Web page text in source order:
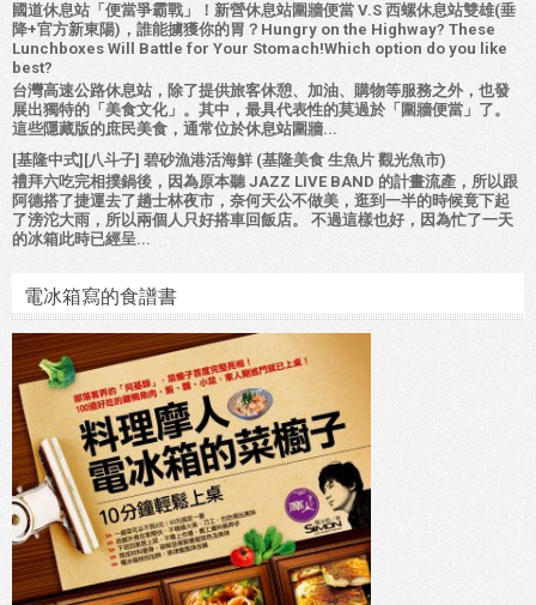
國道休息站「便當爭霸戰」！新營休息站圍牆便當 V.S 西螺休息站雙雄(垂
降+官方新東陽)，誰能擄獲你的胃？Hungry on the Highway? These
Lunchboxes Will Battle for Your Stomach!Which option do you like
best?
台灣高速公路休息站，除了提供旅客休憩、加油、購物等服務之外，也發
展出獨特的「美食文化」。其中，最具代表性的莫過於「圍牆便當」了。
這些隱藏版的庶民美食，通常位於休息站圍牆...
[基隆中式][八斗子] 碧砂漁港活海鮮 (基隆美食 生魚片 觀光魚市)
禮拜六吃完相撲鍋後，因為原本聽 JAZZ LIVE BAND 的計畫流產，所以跟
阿德搭了捷運去了趟士林夜市，奈何天公不做美，逛到一半的時候竟下起
了滂沱大雨，所以兩個人只好搭車回飯店。 不過這樣也好，因為忙了一天
的冰箱此時已經呈...
電冰箱寫的食譜書